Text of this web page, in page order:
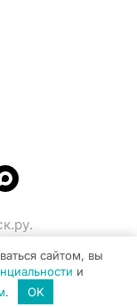
и массовых
сайтом, вы
и
. OK